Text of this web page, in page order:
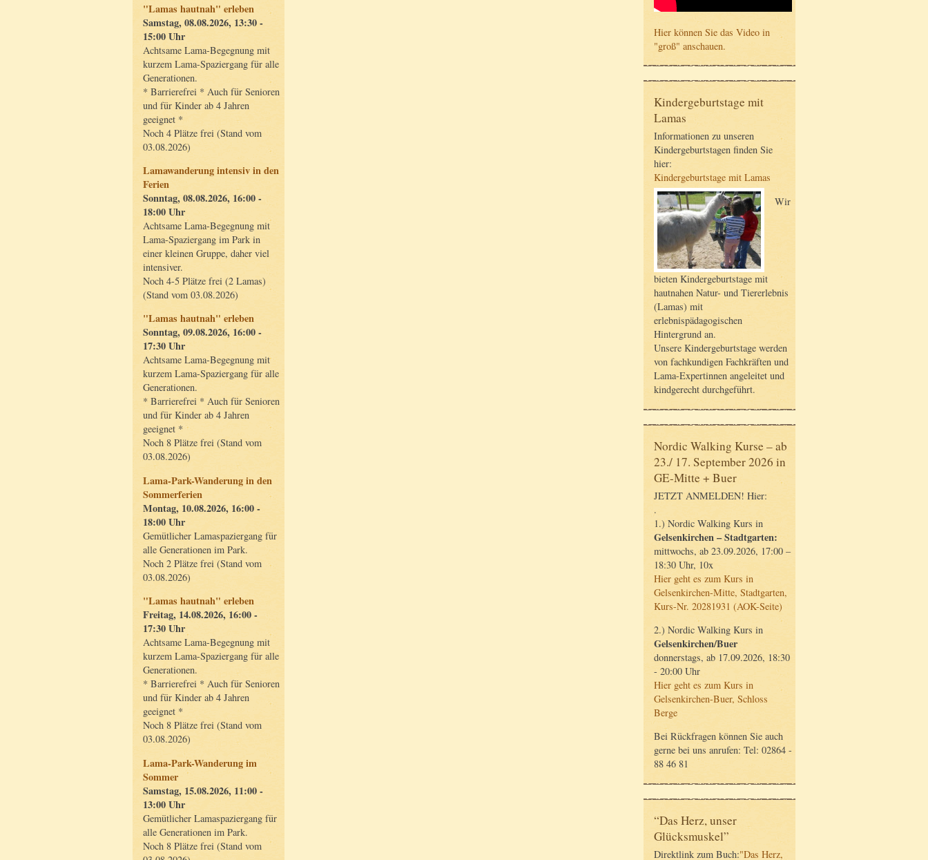
"Lamas hautnah" erleben
Samstag, 08.08.2026, 13:30 -
15:00 Uhr
Achtsame Lama-Begegnung mit
kurzem Lama-Spaziergang für alle
Generationen.
* Barrierefrei * Auch für Senioren
und für Kinder ab 4 Jahren
geeignet *
Noch 4 Plätze frei (Stand vom
03.08.2026)
Lamawanderung intensiv in den
Ferien
Sonntag, 08.08.2026, 16:00 -
18:00 Uhr
Achtsame Lama-Begegnung mit
Lama-Spaziergang im Park in
einer kleinen Gruppe, daher viel
intensiver.
Noch 4-5 Plätze frei (2 Lamas)
(Stand vom 03.08.2026)
"Lamas hautnah" erleben
Sonntag, 09.08.2026, 16:00 -
17:30 Uhr
Achtsame Lama-Begegnung mit
kurzem Lama-Spaziergang für alle
Generationen.
* Barrierefrei * Auch für Senioren
und für Kinder ab 4 Jahren
geeignet *
Noch 8 Plätze frei (Stand vom
03.08.2026)
Lama-Park-Wanderung in den
Sommerferien
Montag, 10.08.2026, 16:00 -
18:00 Uhr
Gemütlicher Lamaspaziergang für
alle Generationen im Park.
Noch 2 Plätze frei (Stand vom
03.08.2026)
"Lamas hautnah" erleben
Freitag, 14.08.2026, 16:00 -
17:30 Uhr
Achtsame Lama-Begegnung mit
kurzem Lama-Spaziergang für alle
Generationen.
* Barrierefrei * Auch für Senioren
und für Kinder ab 4 Jahren
geeignet *
Noch 8 Plätze frei (Stand vom
03.08.2026)
Lama-Park-Wanderung im
Sommer
Samstag, 15.08.2026, 11:00 -
13:00 Uhr
Gemütlicher Lamaspaziergang für
alle Generationen im Park.
Noch 8 Plätze frei (Stand vom
Hier können Sie das Video in
"groß" anschauen.
Kindergeburtstage mit
Lamas
Informationen zu unseren
Kindergeburtstagen finden Sie
hier:
Kindergeburtstage mit Lamas
Wir
bieten Kindergeburtstage mit
hautnahen Natur- und Tiererlebnis
(Lamas) mit
erlebnispädagogischen
Hintergrund an.
Unsere Kindergeburtstage werden
von fachkundigen Fachkräften und
Lama-Expertinnen angeleitet und
kindgerecht durchgeführt.
Nordic Walking Kurse – ab
23./ 17. September 2026 in
GE-Mitte + Buer
JETZT ANMELDEN! Hier:
.
1.) Nordic Walking Kurs in
Gelsenkirchen – Stadtgarten:
mittwochs, ab 23.09.2026, 17:00 –
18:30 Uhr, 10x
Hier geht es zum Kurs in
Gelsenkirchen-Mitte, Stadtgarten,
Kurs-Nr. 20281931 (AOK-Seite)
2.) Nordic Walking Kurs in
Gelsenkirchen/Buer
donnerstags, ab 17.09.2026, 18:30
- 20:00 Uhr
Hier geht es zum Kurs in
Gelsenkirchen-Buer, Schloss
Berge
Bei Rückfragen können Sie auch
gerne bei uns anrufen: Tel: 02864 -
88 46 81
“Das Herz, unser
Glücksmuskel”
Direktlink zum Buch:"Das Herz,